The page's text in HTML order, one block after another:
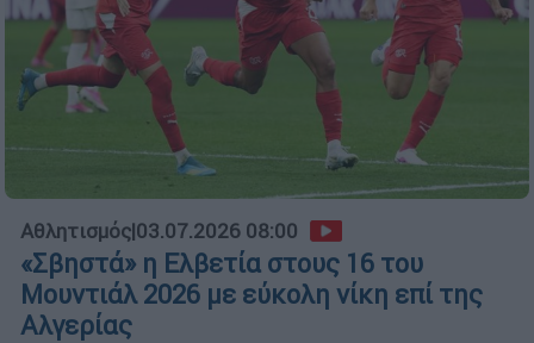
Αθλητισμός|03.07.2026 08:00
«Σβηστά» η Ελβετία στους 16 του
Μουντιάλ 2026 με εύκολη νίκη επί της
Αλγερίας